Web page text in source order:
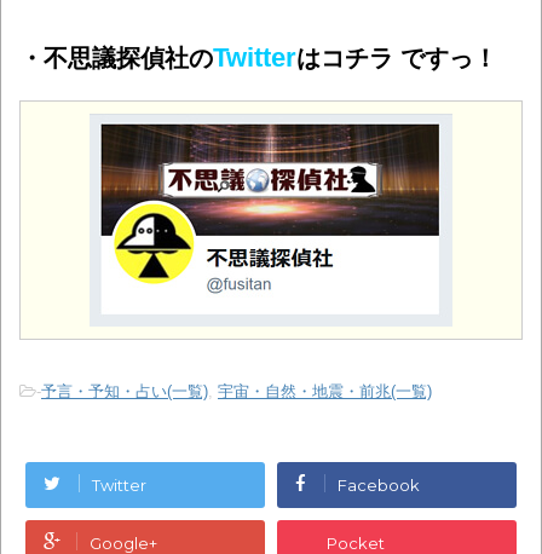
・不思議探偵社のTwitterはコチラ ですっ！
-予言・予知・占い(一覧), 宇宙・自然・地震・前兆(一覧)
Twitter Facebook
Google+ Pocket